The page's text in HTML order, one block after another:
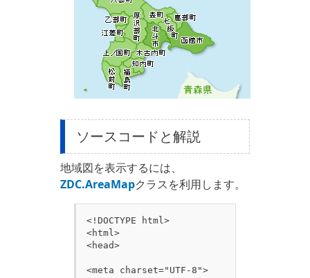
ソースコードと解説
地域図を表示するには、
ZDC.AreaMapクラスを利用します。
<!DOCTYPE html>
<html>
<head>
<meta charset="UTF-8">